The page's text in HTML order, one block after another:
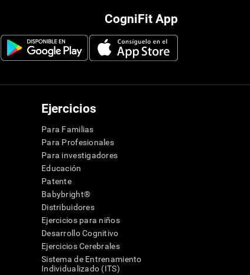
CogniFit App
Ejercicios
Para Familias
Para Profesionales
Para investigadores
Educación
Patente
Babybright®
Distribuidores
Ejercicios para niños
Desarrollo Cognitivo
Ejercicios Cerebrales
Sistema de Entrenamiento
Individualizado (ITS)